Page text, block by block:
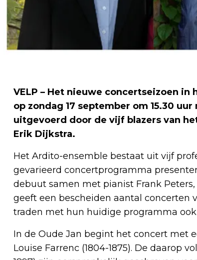
VELP – Het nieuwe concertseizoen
op zondag 17 september om 15.30
uitgevoerd door de vijf blazers van
Erik Dijkstra.
Het Ardito-ensemble bestaat uit vijf
gevarieerd concertprogramma
debuut samen met pianist Frank
geeft een bescheiden aantal concerten
traden met hun huidige programma
In de Oude Jan begint het concert met
Louise Farrenc (1804-1875). De daarop